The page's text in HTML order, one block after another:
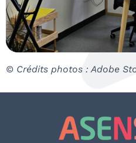
© Crédits photos : Adobe